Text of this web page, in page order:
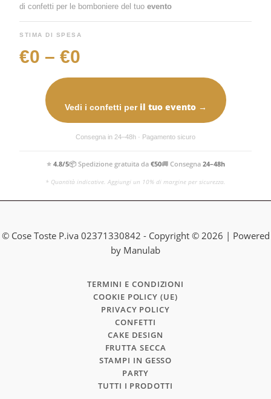
di confetti per le bomboniere del tuo evento
STIMA DI SPESA
€0 – €0
Vedi i confetti per il tuo evento→
Consegna in 24–48h · Pagamento sicuro
⭐ 4.8/5📦 Spedizione gratuita da €50🚚 Consegna 24–48h
* Quantità indicative. Aggiungi un 10% di margine per sicurezza.
© Cose Toste P.iva 02371330842 - Copyright © 2026 | Powered
by Manulab
TERMINI E CONDIZIONI
COOKIE POLICY (UE)
PRIVACY POLICY
CONFETTI
CAKE DESIGN
FRUTTA SECCA
STAMPI IN GESSO
PARTY
TUTTI I PRODOTTI